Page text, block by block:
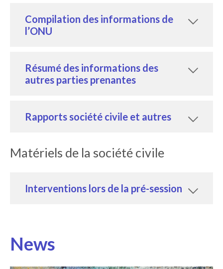
Compilation des informations de
l’ONU
Résumé des informations des
autres parties prenantes
Rapports société civile et autres
Matériels de la société civile
Interventions lors de la pré-session
News